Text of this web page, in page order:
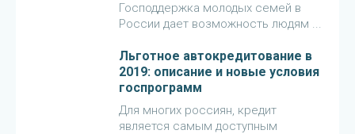
Господдержка молодых семей в
России дает возможность людям ...
Льготное автокредитование в
2019: описание и новые условия
госпрограмм
Для многих россиян, кредит
является самым доступным